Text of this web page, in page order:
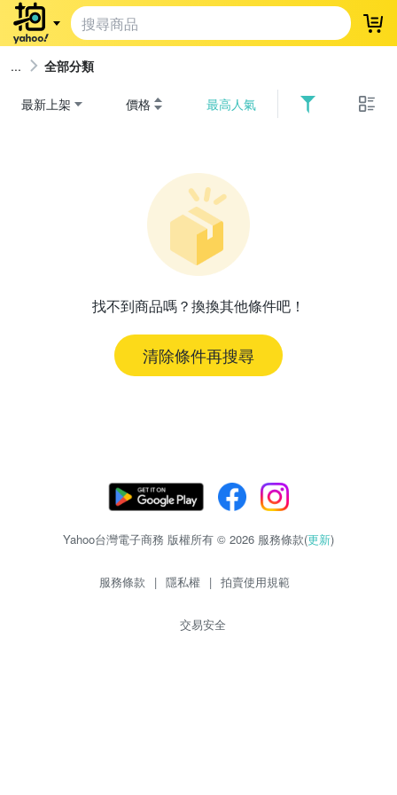
登
全部分類
最新上架 價格 最高人氣
找不到商品嗎？換換其他條件吧！
清除條件再搜尋
Yahoo台灣電子商務 版權所有 © 2026 服務條款(更新)
服務條款 | 隱私權 | 拍賣使用規範
交易安全